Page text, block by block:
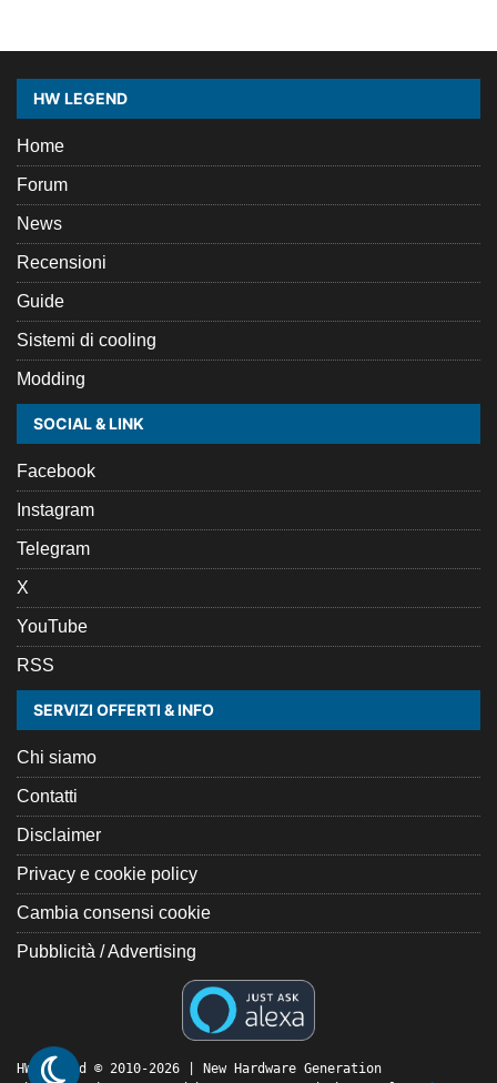
HW LEGEND
Home
Forum
News
Recensioni
Guide
Sistemi di cooling
Modding
SOCIAL & LINK
Facebook
Instagram
Telegram
X
YouTube
RSS
SERVIZI OFFERTI & INFO
Chi siamo
Contatti
Disclaimer
Privacy e cookie policy
Cambia consensi cookie
Pubblicità / Advertising
HW Legend © 2010-2026 | New Hardware Generation